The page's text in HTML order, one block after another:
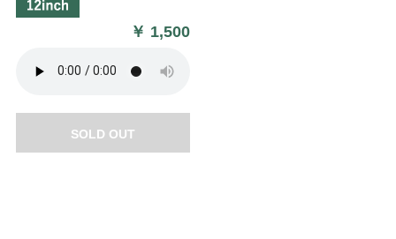
￥ 1,500
SOLD OUT